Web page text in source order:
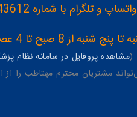
شماره 09358343612-09302007587
4 عصر به شماره 02165389693
مشاهده پروفایل در سامانه نظام
مشتریان محترم مهتاطب را